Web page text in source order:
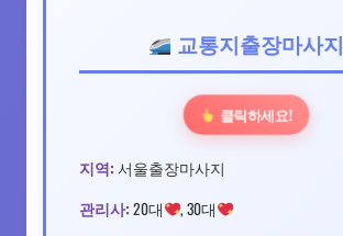
교통지출장마사지
클릭하세요!
지역: 서울출장마사지
관리사: 20대 , 30대